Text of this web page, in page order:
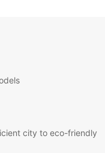
city to eco-friendly